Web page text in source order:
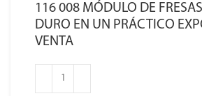
116 008 MÓDULO DE
DURO EN UN PRÁCTICO
VENTA